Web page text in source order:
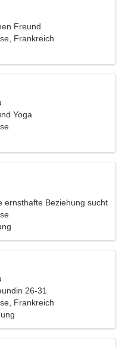
Freund
Frankreich
Yoga
ernsthafte Beziehung sucht
26-31
Frankreich